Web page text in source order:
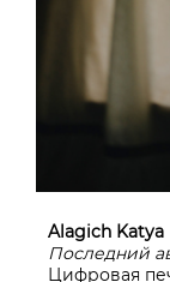
Alagich Katya
Последний
Цифровая